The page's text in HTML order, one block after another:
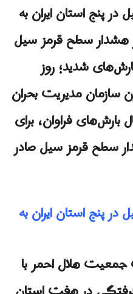
پنج استان ایران به
هشدار سطح قرمز سیل
شدید؛ روز
معاون سازمان مدیریت بحران
فراوان، برای
سطح قرمز سیل صادر
پنج استان ایران به
جمعیت هلال احمر با